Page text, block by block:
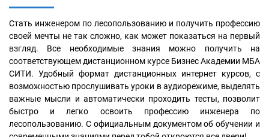
Стать инженером по лесопользованию и получить профессию
своей мечты не так сложно, как может показаться на первый
взгляд. Все необходимые знания можно получить на
соответствующем дистанционном курсе Бизнес Академии МБА
СИТИ. Удобный формат дистанционных интернет курсов, с
возможностью прослушивать уроки в аудиорежиме, выделять
важные мысли и автоматически проходить тесты, позволит
быстро и легко освоить профессию инженера по
лесопользованию. С официальным документом об обучении и